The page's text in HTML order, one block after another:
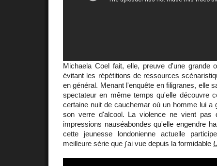
Michaela Coel fait, elle, preuve d'une grande
évitant les répétitions de ressources
en général. Menant l'enquête en filigranes, elle
spectateur en même temps qu'elle découvre
certaine nuit de cauchemar où un homme lui a
son verre d'alcool. La violence ne vient pas
impressions nauséabondes qu'elle engendre
cette jeunesse londonienne actuelle
meilleure série que j'ai vue depuis la formidable